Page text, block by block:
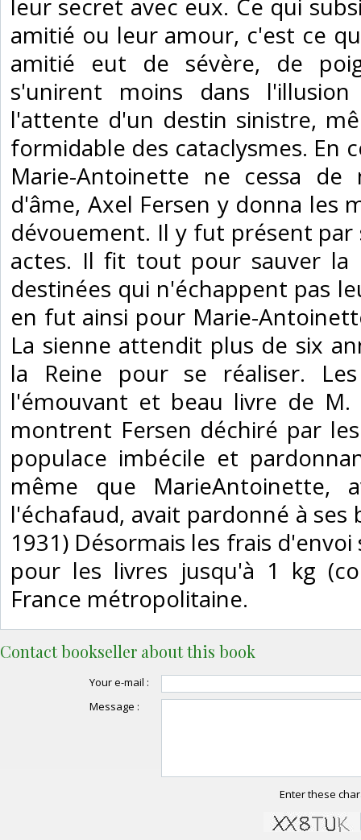
leur secret avec eux. Ce qui
amitié ou leur amour, c'est ce
amitié eut de sévère, de
s'unirent moins dans
l'attente d'un destin sinistre,
formidable des cataclysmes. En
Marie-Antoinette ne cessa
d'âme, Axel Fersen y donna les
dévouement. Il y fut présent par
actes. Il fit tout pour sauver la
destinées qui n'échappent pas
en fut ainsi pour Marie-
La sienne attendit plus de six
la Reine pour se réaliser.
l'émouvant et beau livre de M.
montrent Fersen déchiré par
populace imbécile et
même que MarieAntoinette,
l'échafaud, avait pardonné à ses
1931) Désormais les frais
pour les livres jusqu'à 1 kg
France métropolitaine.‎
Contact bookseller about this book
Your e-mail :
Message :
Enter these